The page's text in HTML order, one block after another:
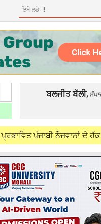
ਬਲਜੀਤ ਬੱਲੀ,
ਨੌਜਵਾਨਾਂ ਦੇ ਹੱਕ 'ਚ ਡਟੇ